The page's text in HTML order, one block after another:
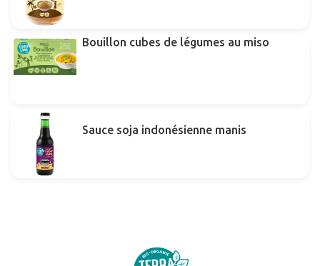
Bouillon cubes de légumes au miso
Sauce soja indonésienne manis